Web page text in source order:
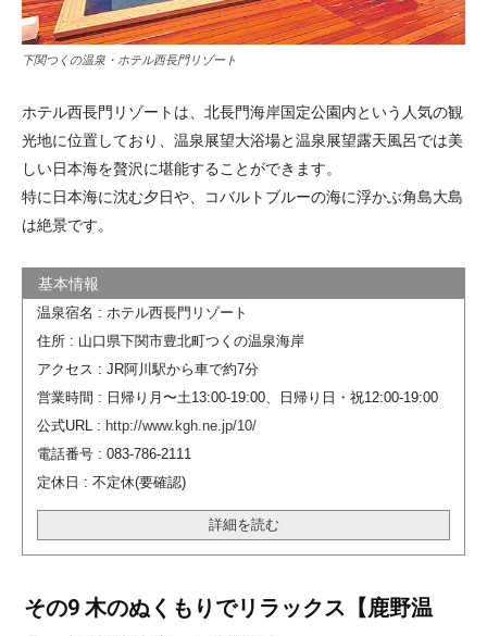
下関つくの温泉・ホテル西長門リゾート
ホテル西長門リゾートは、北長門海岸国定公園内という人気の観
光地に位置しており、温泉展望大浴場と温泉展望露天風呂では美
しい日本海を贅沢に堪能することができます。
特に日本海に沈む夕日や、コバルトブルーの海に浮かぶ角島大島
は絶景です。
温泉宿名 : ホテル西長門リゾート
住所 : 山口県下関市豊北町つくの温泉海岸
アクセス : JR阿川駅から車で約7分
営業時間 : 日帰り月〜土13:00-19:00、日帰り日・祝12:00-19:00
公式URL : http://www.kgh.ne.jp/10/
電話番号 : 083-786-2111
定休日 : 不定休(要確認)
詳細を読む
その9 木のぬくもりでリラックス【鹿野温